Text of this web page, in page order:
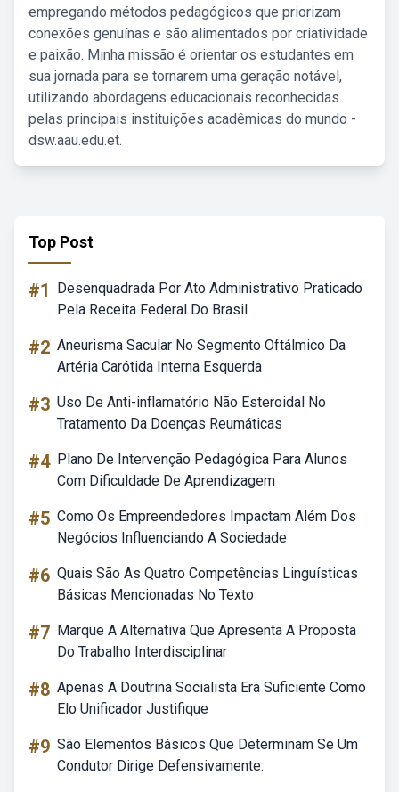
empregando métodos pedagógicos que priorizam
conexões genuínas e são alimentados por criatividade
e paixão. Minha missão é orientar os estudantes em
sua jornada para se tornarem uma geração notável,
utilizando abordagens educacionais reconhecidas
pelas principais instituições acadêmicas do mundo -
dsw.aau.edu.et.
Top Post
#1
Desenquadrada Por Ato Administrativo Praticado
Pela Receita Federal Do Brasil
#2 Aneurisma Sacular No Segmento Oftálmico Da
Artéria Carótida Interna Esquerda
#3 Uso De Anti-inflamatório Não Esteroidal No
Tratamento Da Doenças Reumáticas
#4 Plano De Intervenção Pedagógica Para Alunos
Com Dificuldade De Aprendizagem
#5 Como Os Empreendedores Impactam Além Dos
Negócios Influenciando A Sociedade
#6 Quais São As Quatro Competências Linguísticas
Básicas Mencionadas No Texto
#7 Marque A Alternativa Que Apresenta A Proposta
Do Trabalho Interdisciplinar
#8 Apenas A Doutrina Socialista Era Suficiente Como
Elo Unificador Justifique
#9 São Elementos Básicos Que Determinam Se Um
Condutor Dirige Defensivamente: